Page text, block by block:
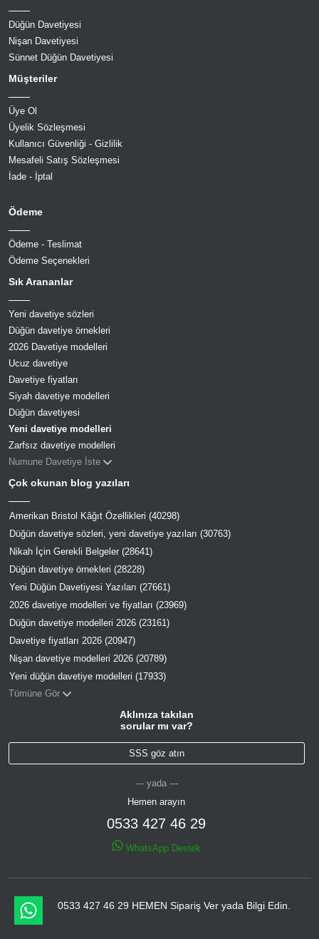
Düğün Davetiyesi
Nişan Davetiyesi
Sünnet Düğün Davetiyesi
Müşteriler
Üye Ol
Üyelik Sözleşmesi
Kullanıcı Güvenliği - Gizlilik
Mesafeli Satış Sözleşmesi
İade - İptal
Ödeme
Ödeme - Teslimat
Ödeme Seçenekleri
Sık Arananlar
Yeni davetiye sözleri
Düğün davetiye örnekleri
2026 Davetiye modelleri
Ucuz davetiye
Davetiye fiyatları
Siyah davetiye modelleri
Düğün davetiyesi
Yeni davetiye modelleri
Zarfsız davetiye modelleri
Numune Davetiye İste
Çok okunan blog yazıları
Amerikan Bristol Kâğıt Özellikleri (40298)
Düğün davetiye sözleri, yeni davetiye yazıları (30763)
Nikah İçin Gerekli Belgeler (28641)
Düğün davetiye örnekleri (28228)
Yeni Düğün Davetiyesi Yazıları (27661)
2026 davetiye modelleri ve fiyatları (23969)
Düğün davetiye modelleri 2026 (23161)
Davetiye fiyatları 2026 (20947)
Nişan davetiye modelleri 2026 (20789)
Yeni düğün davetiye modelleri (17933)
Tümüne Gör
Aklınıza takılan
sorular mı var?
SSS göz atın
--- yada ---
Hemen arayın
0533 427 46 29
WhatsApp Destek
0533 427 46 29 HEMEN Sipariş Ver yada Bilgi Edin.